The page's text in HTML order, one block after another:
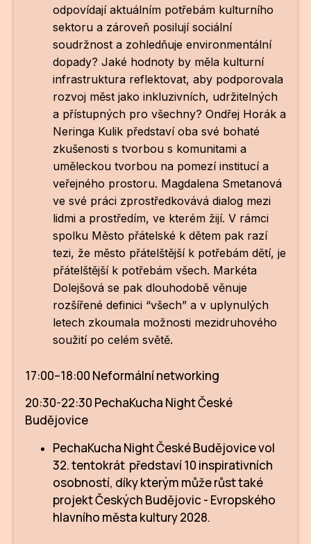
odpovídají aktuálním potřebám kulturního
sektoru a zároveň posilují sociální
soudržnost a zohledňuje environmentální
dopady? Jaké hodnoty by měla kulturní
infrastruktura reflektovat, aby podporovala
rozvoj měst jako inkluzivních, udržitelných
a přístupných pro všechny? Ondřej Horák a
Neringa Kulik představí oba své bohaté
zkušenosti s tvorbou s komunitami a
uměleckou tvorbou na pomezí institucí a
veřejného prostoru. Magdalena Smetanová
ve své práci zprostředkovává dialog mezi
lidmi a prostředím, ve kterém žijí. V rámci
spolku Město přátelské k dětem pak razí
tezi, že město přátelštější k potřebám dětí, je
přátelštější k potřebám všech. Markéta
Dolejšová se pak dlouhodobě věnuje
rozšířené definici “všech” a v uplynulých
letech zkoumala možnosti mezidruhového
soužití po celém světě.
17:00–18:00 Neformální networking
20:30-22:30 PechaKucha Night České
Budějovice
PechaKucha Night České Budějovice vol
32. tentokrát představí 10 inspirativních
osobností, díky kterým může růst také
projekt Českých Budějovic - Evropského
hlavního města kultury 2028.